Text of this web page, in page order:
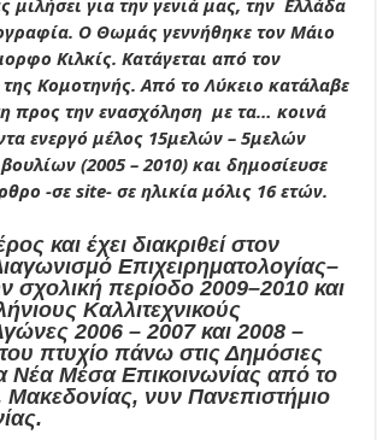
O Θωμάς γεννήθηκε τον Μάιο
Κιλκίς. Κατάγεται από τον
Κομοτηνής. Από το Λύκειο κατάλαβε
προς την ενασχόληση με τα… κοινά
ενεργό μέλος 15μελών – 5μελών
(2005 – 2010) και δημοσίευσε
-σε site- σε ηλικία μόλις 16 ετών.
και έχει διακριθεί στον
Επιχειρηματολογίας–
σχολική περίοδο 2009–2010 και
Καλλιτεχνικούς
2006 – 2007 και 2008 –
πτυχίο πάνω στις Δημόσιες
Νέα Μέσα Επικοινωνίας από το
Μακεδονίας, νυν Πανεπιστήμιο